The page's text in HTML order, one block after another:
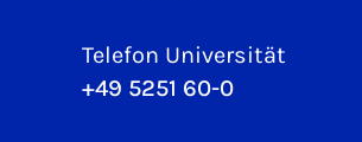
Telefon Universität
+49 5251 60-0